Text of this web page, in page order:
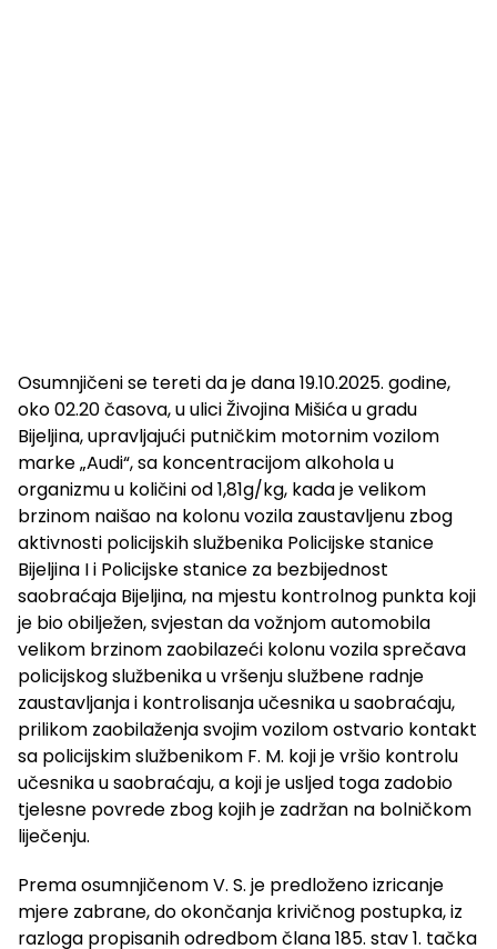
Osumnjičeni se tereti da je dana 19.10.2025. godine,
oko 02.20 časova, u ulici Živojina Mišića u gradu
Bijeljina, upravljajući putničkim motornim vozilom
marke „Audi“, sa koncentracijom alkohola u
organizmu u količini od 1,81g/kg, kada je velikom
brzinom naišao na kolonu vozila zaustavljenu zbog
aktivnosti policijskih službenika Policijske stanice
Bijeljina I i Policijske stanice za bezbijednost
saobraćaja Bijeljina, na mjestu kontrolnog punkta koji
je bio obilježen, svjestan da vožnjom automobila
velikom brzinom zaobilazeći kolonu vozila sprečava
policijskog službenika u vršenju službene radnje
zaustavljanja i kontrolisanja učesnika u saobraćaju,
prilikom zaobilaženja svojim vozilom ostvario kontakt
sa policijskim službenikom F. M. koji je vršio kontrolu
učesnika u saobraćaju, a koji je usljed toga zadobio
tjelesne povrede zbog kojih je zadržan na bolničkom
liječenju.
Prema osumnjičenom V. S. je predloženo izricanje
mjere zabrane, do okončanja krivičnog postupka, iz
razloga propisanih odredbom člana 185. stav 1. tačka